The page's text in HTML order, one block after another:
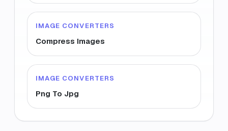
IMAGE CONVERTERS
Compress Images
IMAGE CONVERTERS
Png To Jpg